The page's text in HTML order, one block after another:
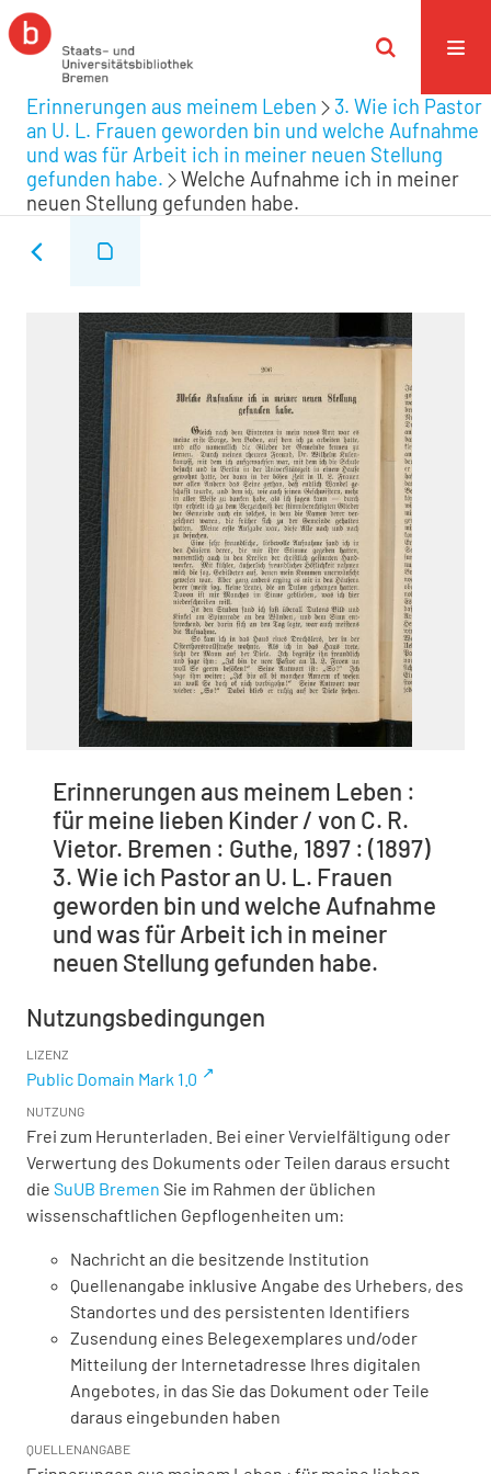
Erinnerungen aus meinem Leben
3. Wie ich Pastor
an U. L. Frauen geworden bin und welche Aufnahme
und was für Arbeit ich in meiner neuen Stellung
gefunden habe.
Welche Aufnahme ich in meiner
neuen Stellung gefunden habe.
Erinnerungen aus meinem Leben :
für meine lieben Kinder / von C. R.
Vietor. Bremen : Guthe, 1897 : (1897)
3. Wie ich Pastor an U. L. Frauen
geworden bin und welche Aufnahme
und was für Arbeit ich in meiner
neuen Stellung gefunden habe.
Nutzungsbedingungen
LIZENZ
Public Domain Mark 1.0
NUTZUNG
Frei zum Herunterladen. Bei einer Vervielfältigung oder
Verwertung des Dokuments oder Teilen daraus ersucht
die SuUB Bremen Sie im Rahmen der üblichen
wissenschaftlichen Gepflogenheiten um:
Nachricht an die besitzende Institution
Quellenangabe inklusive Angabe des Urhebers, des
Standortes und des persistenten Identifiers
Zusendung eines Belegexemplares und/oder
Mitteilung der Internetadresse Ihres digitalen
Angebotes, in das Sie das Dokument oder Teile
daraus eingebunden haben
QUELLENANGABE